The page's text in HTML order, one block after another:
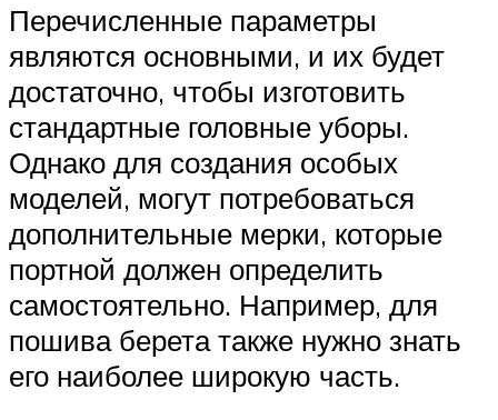
Перечисленные параметры
являются основными, и их будет
достаточно, чтобы изготовить
стандартные головные уборы.
Однако для создания особых
моделей, могут потребоваться
дополнительные мерки, которые
портной должен определить
самостоятельно. Например, для
пошива берета также нужно знать
его наиболее широкую часть.